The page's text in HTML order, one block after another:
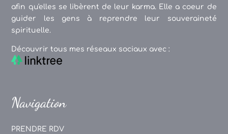
afin qu'elles se libèrent de leur karma. Elle a coeur de
guider les gens à reprendre leur souveraineté
spirituelle.
Découvrir tous mes réseaux sociaux avec :
Navigation
PRENDRE RDV